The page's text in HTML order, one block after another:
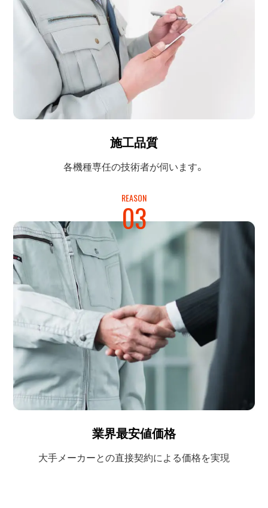
施工品質
各機種専任の技術者が伺います。
REASON
03
業界最安値価格
大手メーカーとの直接契約による価格を実現